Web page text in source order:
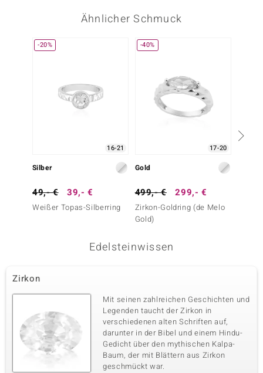
Ähnlicher Schmuck
-20%
16-21
Silber
49,- € 39,- €
Weißer Topas-Silberring
-40%
17-20
Gold
499,- € 299,- €
Zirkon-Goldring (de Melo
Gold)
Edelsteinwissen
Zirkon
Mit seinen zahlreichen Geschichten und
Legenden taucht der Zirkon in
verschiedenen alten Schriften auf,
darunter in der Bibel und einem Hindu-
Gedicht über den mythischen Kalpa-
Baum, der mit Blättern aus Zirkon
geschmückt war.